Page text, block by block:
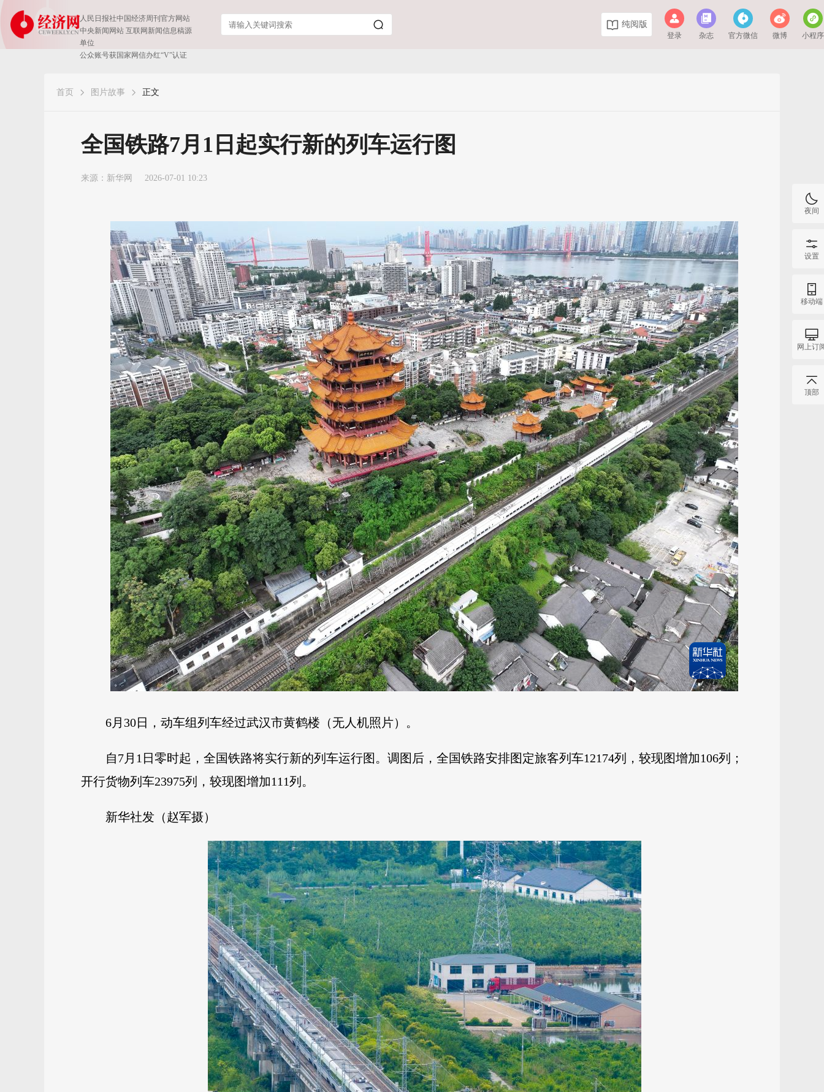
人民日报社中国经济周刊官方网站
中央新闻网站 互联网新闻信息稿源
单位
公众账号获国家网信办红“V”认证
纯阅版
登录 杂志 官方微信 微博 小程序
首页 图片故事 正文
全国铁路7月1日起实行新的列车运行图
来源： 新华网 2026-07-01 10:23
6月30日，动车组列车经过武汉市黄鹤楼（无人机照片）。
自7月1日零时起，全国铁路将实行新的列车运行图。调图后，全国铁路安排图定旅客列车12174列，较现图增加106列；
开行货物列车23975列，较现图增加111列。
新华社发（赵军摄）
夜间
设置
移动端
网上订
顶部